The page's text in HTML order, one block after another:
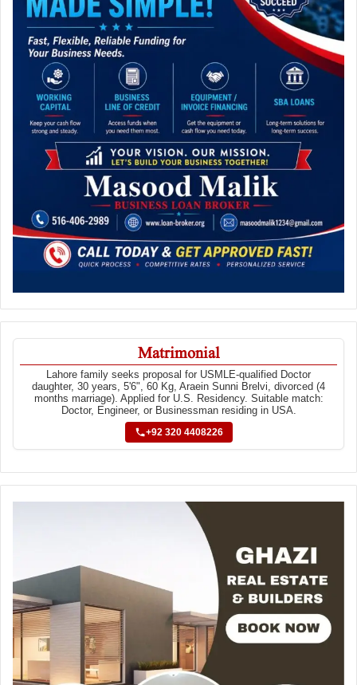
Matrimonial
Lahore family seeks proposal for USMLE-qualified Doctor
daughter, 30 years, 5'6", 60 Kg, Araein Sunni Brelvi, divorced (4
months marriage). Applied for U.S. Residency. Suitable match:
Doctor, Engineer, or Businessman residing in USA.
+92 320 4408226